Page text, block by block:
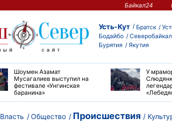
Байкал24
Усть-Кут Братск
Бодайбо
Бурятия
Якутия
Шоумен Азамат
Мусагалиев выступил на
фестивале «Унгинская
баранина»
У
Власть Общество Происшествия